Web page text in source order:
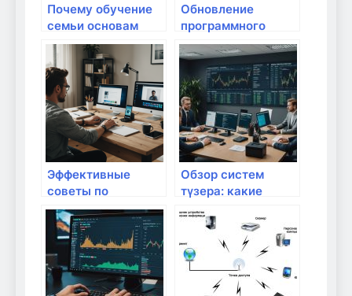
Почему обучение
семьи основам
интернет-
безопасности —
залог спокойствия
и защиты в
цифровом мире
Обновление
программного
обеспечения: ключ
к безопасному
домашнему
интернету
Эффективные
советы по
предотвращению
кражи данных при
использовании
домашних
устройств
Обзор систем
түзера: какие